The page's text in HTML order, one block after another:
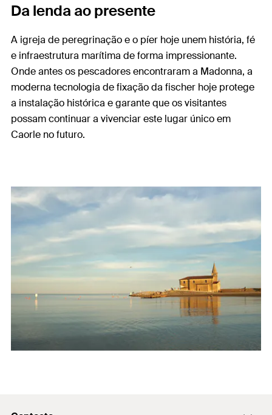
Da lenda ao presente
A igreja de peregrinação e o píer hoje unem história, fé
e infraestrutura marítima de forma impressionante.
Onde antes os pescadores encontraram a Madonna, a
moderna tecnologia de fixação da fischer hoje protege
a instalação histórica e garante que os visitantes
possam continuar a vivenciar este lugar único em
Caorle no futuro.